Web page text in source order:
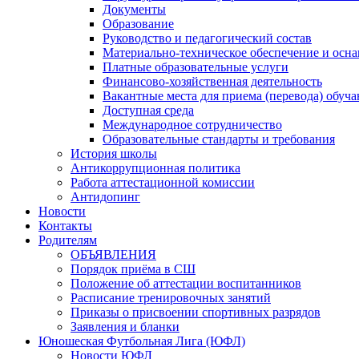
Документы
Образование
Руководство и педагогический состав
Материально-техническое обеспечение и
Платные образовательные услуги
Финансово-хозяйственная деятельность
Вакантные места для приема (перевода)
Доступная среда
Международное сотрудничество
Образовательные стандарты и требования
История школы
Антикоррупционная политика
Работа аттестационной комиссии
Антидопинг
Новости
Контакты
Родителям
ОБЪЯВЛЕНИЯ
Порядок приёма в СШ
Положение об аттестации воспитанников
Расписание тренировочных занятий
Приказы о присвоении спортивных разрядов
Заявления и бланки
Юношеская Футбольная Лига (ЮФЛ)
Новости ЮФЛ